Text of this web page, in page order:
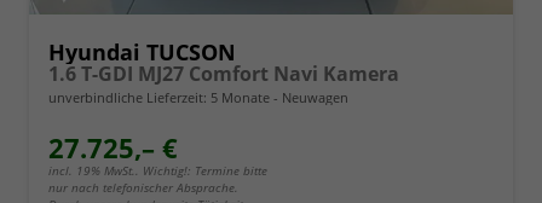
Hyundai TUCSON
1.6 T-GDI MJ27 Comfort Navi Kamera
unverbindliche Lieferzeit: 5 Monate Neuwagen
27.725,– €
incl. 19% MwSt.. Wichtig!: Termine bitte
nur nach telefonischer Absprache.